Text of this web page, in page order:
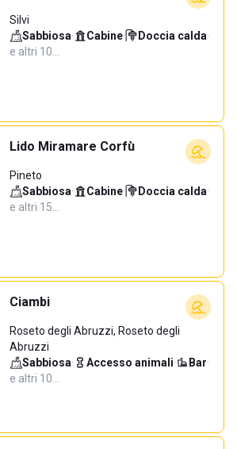
Silvi
Sabbiosa· Cabine· Doccia calda·
e altri 10…
Lido Miramare Corfù
Pineto
Sabbiosa· Cabine· Doccia calda·
e altri 15…
Ciambi
Roseto degli Abruzzi, Roseto degli
Abruzzi
Sabbiosa· Accesso animali· Bar·
e altri 10…